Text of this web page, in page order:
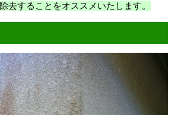
去することをオススメいたします。